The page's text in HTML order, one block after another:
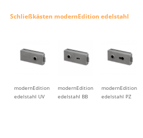
Schließkästen modernEdition edelstahl
modernEdition
edelstahl UV
modernEdition
edelstahl BB
modernEdition
edelstahl PZ